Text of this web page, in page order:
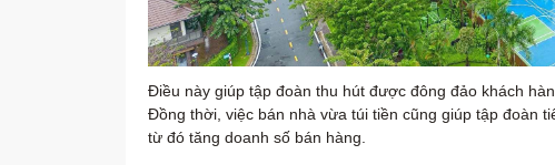
Điều này giúp tập đoàn thu hút được đông đảo khách
Đồng thời, việc bán nhà vừa túi tiền cũng giúp tập đoàn
từ đó tăng doanh số bán hàng.